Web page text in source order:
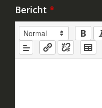
Bericht *